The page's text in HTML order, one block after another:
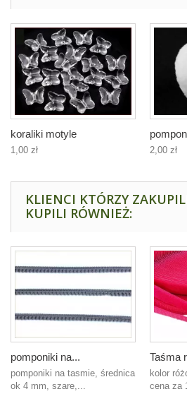
koraliki motyle
1,00 zł 2,00 zł
KLIENCI KTÓRZY
KUPILI RÓWNIEŻ:
pomponiki na...
pomponiki na tasmie, średnica
ok 4 mm, szare,...
Taśma
kolor
cena za